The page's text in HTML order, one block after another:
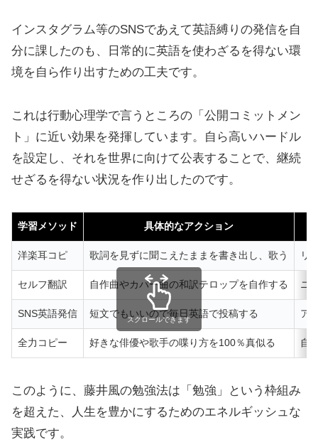
インスタグラム等のSNSであえて英語縛りの発信を自
分に課したのも、日常的に英語を使わざるを得ない環
境を自ら作り出すための工夫です。
これは行動心理学で言うところの「公開コミットメン
ト」に近い効果を発揮しています。自ら高いハードル
を設定し、それを世界に向けて公表することで、継続
せざるを得ない状況を作り出したのです。
学習メソッド 具体的なアクション
洋楽耳コピ 歌詞を見ずに聞こえたままを書き出し、歌う リ
セルフ翻訳 自作曲やカバー曲の和訳テロップを自作する ニ
SNS英語発信 短文でもいいので毎日英語で投稿する ア
全力コピー 好きな俳優や歌手の喋り方を100％真似る 自
スクロールできます
このように、藤井風の勉強法は「勉強」という枠組み
を超えた、人生を豊かにするためのエネルギッシュな
実践です。